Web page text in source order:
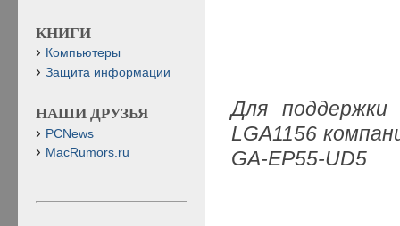
Для поддержки
LGA1156
GA-EP55-UD5
КНИГИ
Компьютеры
Защита информации
НАШИ ДРУЗЬЯ
PCNews
MacRumors.ru